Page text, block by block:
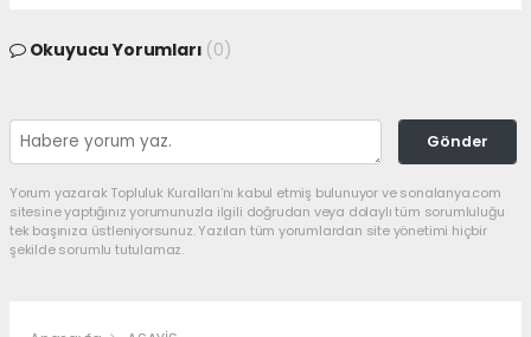
Okuyucu Yorumları (0)
Gönder
Yorum yazarak Topluluk Kuralları’nı kabul etmiş bulunuyor ve sonalanya.com
sitesine yaptığınız yorumunuzla ilgili doğrudan veya dolaylı tüm sorumluluğu
tek başınıza üstleniyorsunuz. Yazılan tüm yorumlardan site yönetimi hiçbir
şekilde sorumlu tutulamaz.